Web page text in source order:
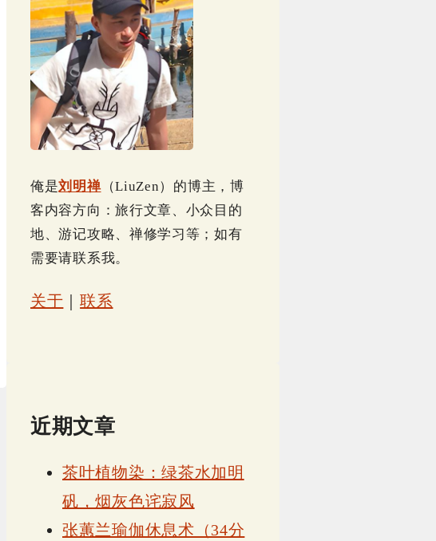
俺是刘明禅（LiuZen）的博主，博
客内容方向：旅行文章、小众目的
地、游记攻略、禅修学习等；如有
需要请联系我。
关于 ｜联系
近期文章
茶叶植物染：绿茶水加明
矾，烟灰色诧寂风
张蕙兰瑜伽休息术（34分